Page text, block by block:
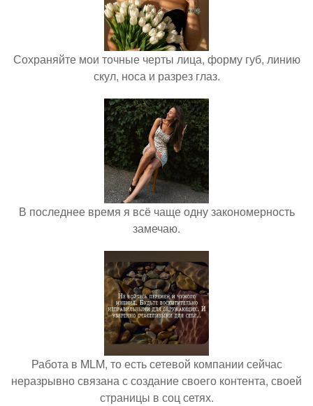
Сохраняйте мои точные черты лица, форму губ, линию
скул, носа и разрез глаз.
В последнее время я всё чаще одну закономерность
замечаю.
Работа в MLM, то есть сетевой компании сейчас
неразрывно связана с создание своего контента, своей
страницы в соц сетях.